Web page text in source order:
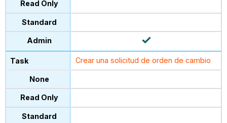
Crear una solicitud de orden de cambio